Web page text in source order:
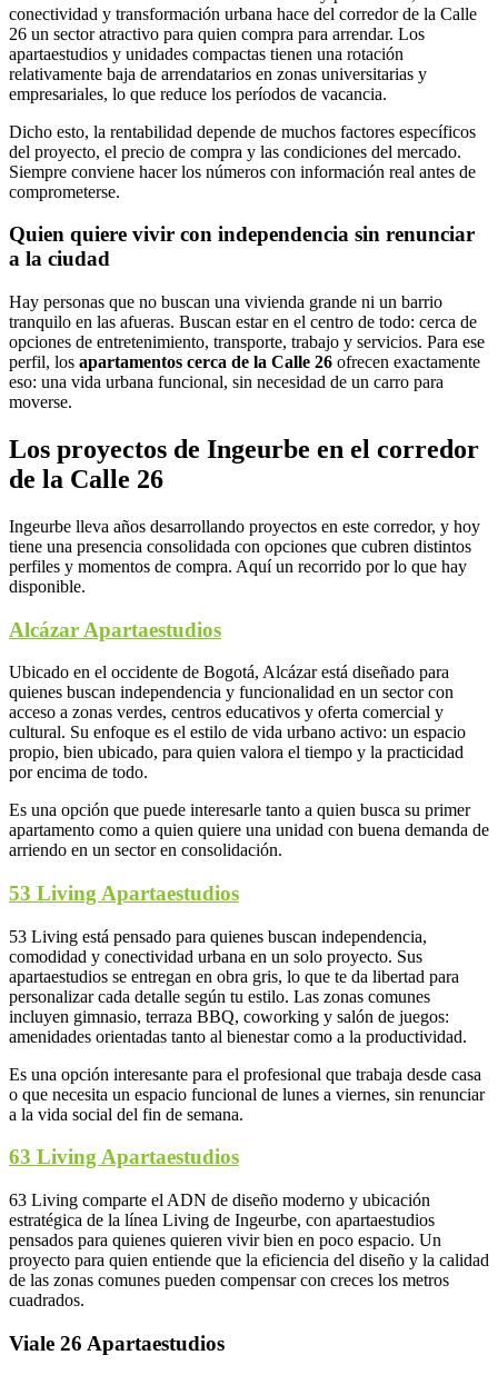
conectividad y transformación urbana hace del corredor de la Calle
26 un sector atractivo para quien compra para arrendar. Los
apartaestudios y unidades compactas tienen una rotación
relativamente baja de arrendatarios en zonas universitarias y
empresariales, lo que reduce los períodos de vacancia.
Dicho esto, la rentabilidad depende de muchos factores específicos
del proyecto, el precio de compra y las condiciones del mercado.
Siempre conviene hacer los números con información real antes de
comprometerse.
Quien quiere vivir con independencia sin renunciar
a la ciudad
Hay personas que no buscan una vivienda grande ni un barrio
tranquilo en las afueras. Buscan estar en el centro de todo: cerca de
opciones de entretenimiento, transporte, trabajo y servicios. Para ese
perfil, los apartamentos cerca de la Calle 26 ofrecen exactamente
eso: una vida urbana funcional, sin necesidad de un carro para
moverse.
Los proyectos de Ingeurbe en el corredor
de la Calle 26
Ingeurbe lleva años desarrollando proyectos en este corredor, y hoy
tiene una presencia consolidada con opciones que cubren distintos
perfiles y momentos de compra. Aquí un recorrido por lo que hay
disponible.
Alcázar Apartaestudios
Ubicado en el occidente de Bogotá, Alcázar está diseñado para
quienes buscan independencia y funcionalidad en un sector con
acceso a zonas verdes, centros educativos y oferta comercial y
cultural. Su enfoque es el estilo de vida urbano activo: un espacio
propio, bien ubicado, para quien valora el tiempo y la practicidad
por encima de todo.
Es una opción que puede interesarle tanto a quien busca su primer
apartamento como a quien quiere una unidad con buena demanda de
arriendo en un sector en consolidación.
53 Living Apartaestudios
53 Living está pensado para quienes buscan independencia,
comodidad y conectividad urbana en un solo proyecto. Sus
apartaestudios se entregan en obra gris, lo que te da libertad para
personalizar cada detalle según tu estilo. Las zonas comunes
incluyen gimnasio, terraza BBQ, coworking y salón de juegos:
amenidades orientadas tanto al bienestar como a la productividad.
Es una opción interesante para el profesional que trabaja desde casa
o que necesita un espacio funcional de lunes a viernes, sin renunciar
a la vida social del fin de semana.
63 Living Apartaestudios
63 Living comparte el ADN de diseño moderno y ubicación
estratégica de la línea Living de Ingeurbe, con apartaestudios
pensados para quienes quieren vivir bien en poco espacio. Un
proyecto para quien entiende que la eficiencia del diseño y la calidad
de las zonas comunes pueden compensar con creces los metros
cuadrados.
Viale 26 Apartaestudios